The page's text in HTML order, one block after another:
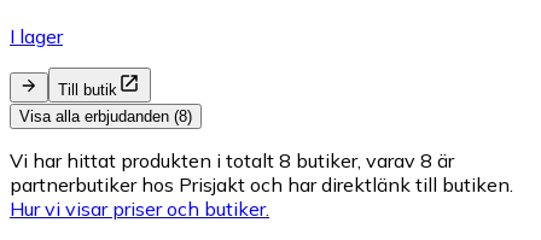
I lager
Till butik
Visa alla erbjudanden (8)
Vi har hittat produkten i totalt 8 butiker, varav 8 är
partnerbutiker hos Prisjakt och har direktlänk till butiken.
Hur vi visar priser och butiker.